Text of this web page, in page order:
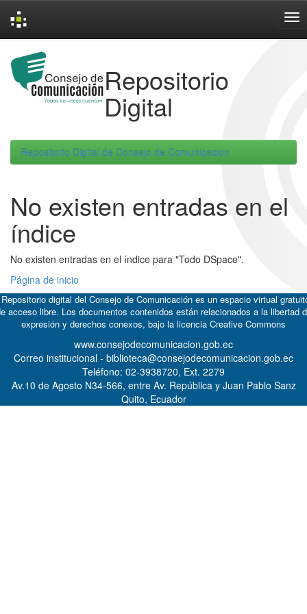
navigation
Repositorio
Digital
Repositorio Digital de Consejo de Comunicacion
No existen entradas en el
índice
No existen entradas en el índice para "Todo DSpace".
Página de inicio
digital del Consejo de Comunicación es un espacio virtual
acceso libre. Los documentos contenidos están relacionados a la libertad
expresión y derechos conexos, bajo la licencia Creative Commons
www.consejodecomunicacion.gob.ec
Correo institucional - biblioteca@consejodecomunicacion.gob.ec
Teléfono: 02-3938720, Ext. 2279
Av.10 de Agosto N34-566, entre Av. República y Juan Pablo Sanz
Quito, Ecuador